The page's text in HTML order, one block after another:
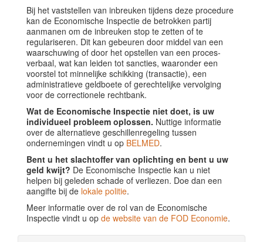
Bij het vaststellen van inbreuken tijdens deze procedure
kan de Economische Inspectie de betrokken partij
aanmanen om de inbreuken stop te zetten of te
regulariseren. Dit kan gebeuren door middel van een
waarschuwing of door het opstellen van een proces-
verbaal, wat kan leiden tot sancties, waaronder een
voorstel tot minnelijke schikking (transactie), een
administratieve geldboete of gerechtelijke vervolging
voor de correctionele rechtbank.
Wat de Economische Inspectie niet doet, is uw
individueel probleem oplossen. Nuttige informatie
over de alternatieve geschillenregeling tussen
ondernemingen vindt u op BELMED.
Bent u het slachtoffer van oplichting en bent u uw
geld kwijt? De Economische Inspectie kan u niet
helpen bij geleden schade of verliezen. Doe dan een
aangifte bij de lokale politie.
Meer informatie over de rol van de Economische
Inspectie vindt u op de website van de FOD Economie.